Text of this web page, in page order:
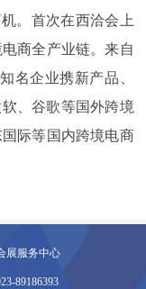
。首次在西洽会上
商全产业链。来自
名企业携新产品、
、谷歌等国外跨境
际等国内跨境电商
展服务中心
89186393